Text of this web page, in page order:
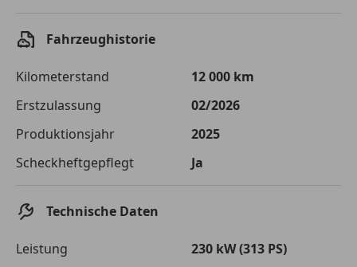
Monatliche Rate
Die tatsächlichen Konditionen sind abhängig von Ihrer Bonität sowie
Jahre. Zinsspanne Sollzinssatz: 2,90% - 14,90%.
Jetzt berechnen
Fahrzeughistorie
Kilometerstand
12 000 km
Erstzulassung
02/2026
Produktionsjahr
2025
Scheckheftgepflegt
Ja
Technische Daten
Leistung
230 kW (313 PS)